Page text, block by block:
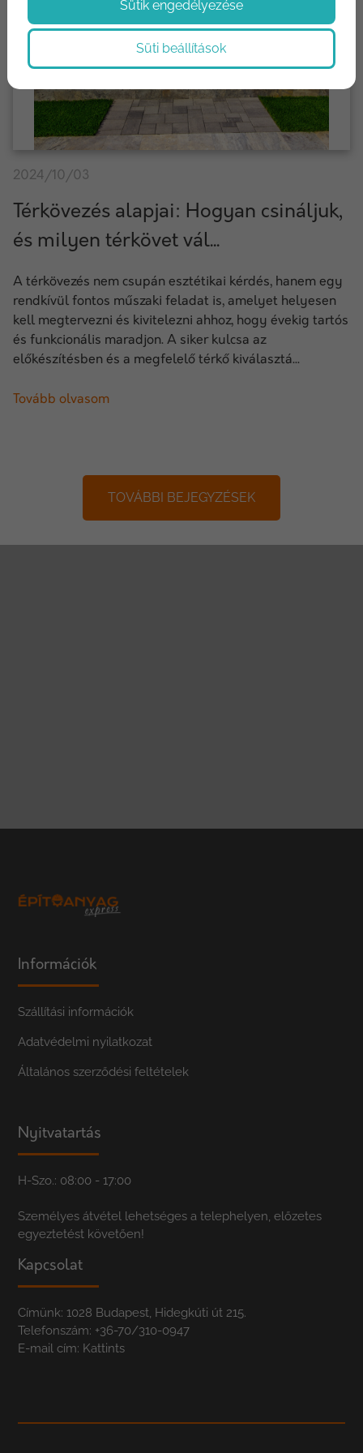
2024/10/03
Térkövezés alapjai: Hogyan csináljuk,
és milyen térkövet vál...
A térkövezés nem csupán esztétikai kérdés, hanem egy
rendkívül fontos műszaki feladat is, amelyet helyesen
kell megtervezni és kivitelezni ahhoz, hogy évekig tartós
és funkcionális maradjon. A siker kulcsa az
előkészítésben és a megfelelő térkő kiválasztá...
Tovább olvasom
TOVÁBBI BEJEGYZÉSEK
Információk
Szállítási információk
Adatvédelmi nyilatkozat
Általános szerződési feltételek
Nyitvatartás
H-Szo.: 08:00 - 17:00
Személyes átvétel lehetséges a telephelyen, előzetes
egyeztetést követően!
Kapcsolat
Címünk: 1028 Budapest, Hidegkúti út 215.
Telefonszám: +36-70/310-0947
E-mail cím: Kattints
Sütik engedélyezése
Süti beállítások